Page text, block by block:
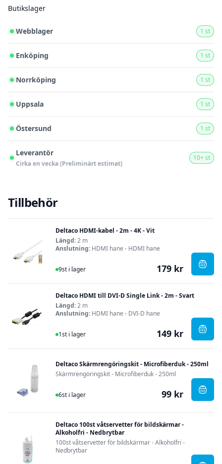
Butikslager
Webblager 1 st
Enköping 1 st
Norrköping 1 st
Uppsala 1 st
Östersund 1 st
Leverantör
Cirka en vecka (Preliminärt estimat)
10+ st
Tillbehör
Deltaco HDMI-kabel - 2m - 4K - Vit
Längd:2 m
Anslutning: HDMI hane - HDMI hane
I Lager
9st i lager 179 kr ,
Deltaco HDMI till DVI-D Single Link - 2m - Svart
Längd:2 m
Anslutning: HDMI hane - DVI-D hane
I Lager
1st i lager 149 kr ,
Deltaco Skärmrengöringskit - Microfiberduk - 250ml
Skärmrengöringskit - Microfiberduk - 250ml
I Lager
6st i lager 99 kr ,
Deltaco 100st våtservetter för bildskärmar -
Alkoholfri - Nedbrytbar
100st våtservetter för bildskärmar - Alkoholfri -
Nedbrytbar